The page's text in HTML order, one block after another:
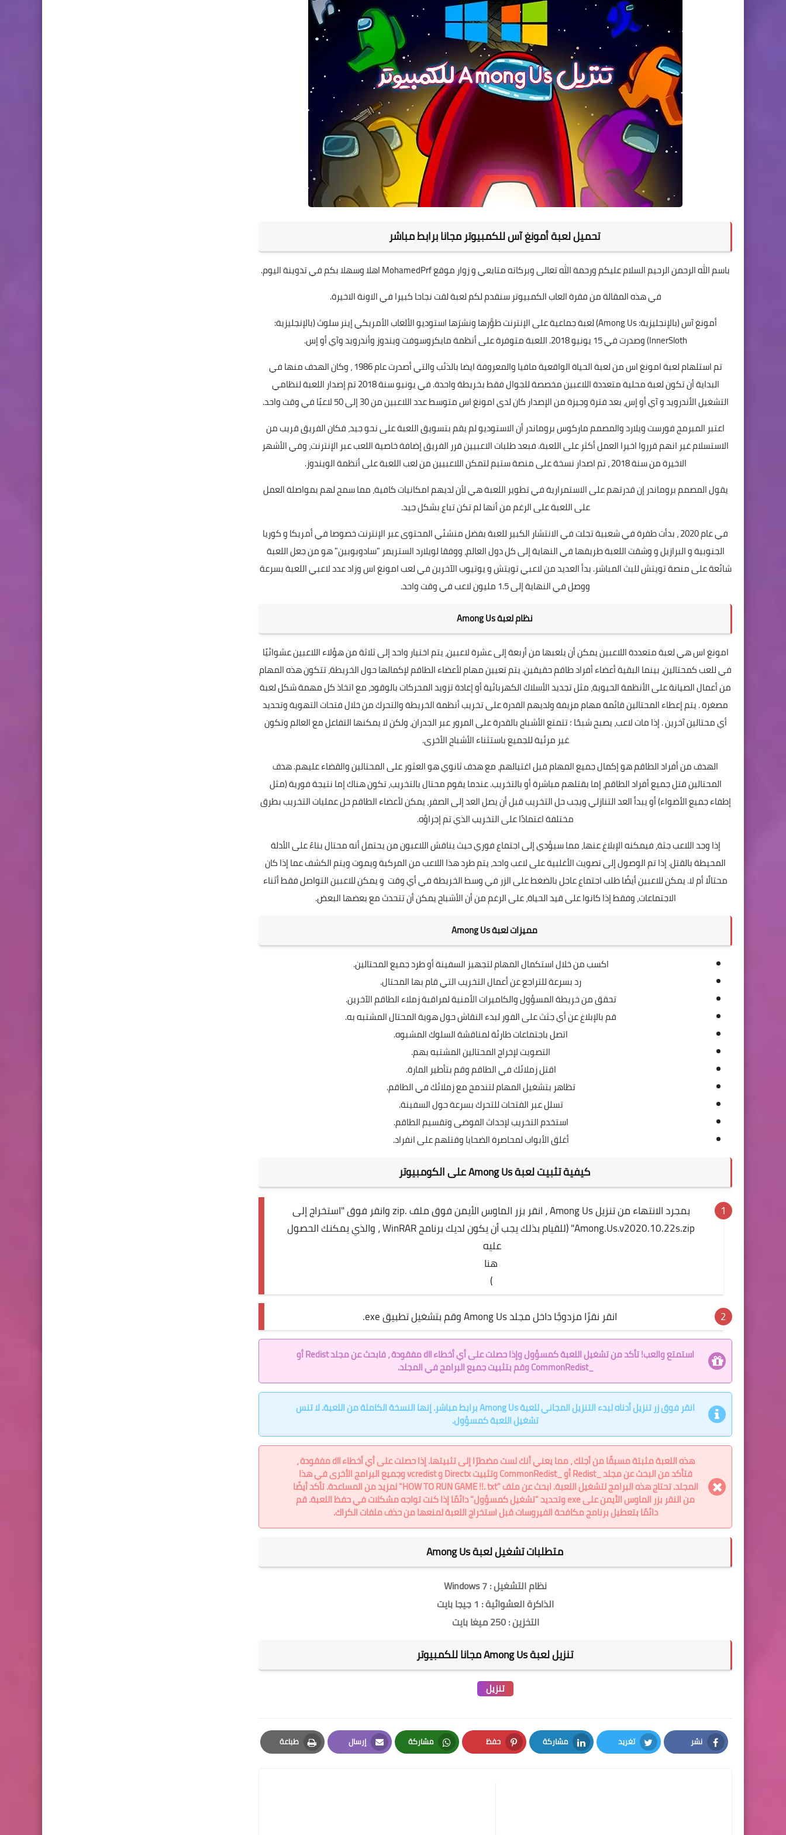
تحميل لعبة أمونغ آس للكمبيوتر مجانا برابط مباشر
باسم الله الرحمن الرحيم السلام عليكم ورحمة الله تعالى وبركاته متابعي و زوار موقعMohamedPrfاهلا وسهلا بكم في تدوينة اليوم.
في هذه المقالة من فقرةالعاب الكمبيوتر سنقدم لكم لعبة لقت نجاحا كبيرا في الاونة الاخيرة.
أمونغ آس (بالإنجليزية: Among Us) لعبة جماعية على الإنترنت طوَّرها ونشرَها استوديو الألعاب الأمريكي إينر سلوث (بالإنجليزية:
InnerSloth) وصدرت في 15 يونيو 2018. اللعبة متوفرة على أنظمة مايكروسوفت ويندوز و‌أندرويد و‌آي أو إس.
تم استلهام لعبة امونغ اس من لعبة الحياة الواقعية مافيا والمعروفة ايضا بالذئب والتي أصدرت عام 1986 ، وكان الهدف منها في
البداية أن تكون لعبة محلية متعددة اللاعبين مخصصة للجوال فقط بخريطة واحدة. في يونيو سنة 2018 تم إصدار اللعبة لنظامي
التشغيل الأندرويد و آي أو إس، بعد فترة وجيزة من الإصدار كان لدى امونغ اس متوسط عدد اللاعبين من 30 إلى 50 لاعبًا في وقت واحد.
اعتبر المبرمج فورست ويلارد والمصمم ماركوس بروماندر أن الاستوديو لم يقم بتسويق اللعبة على نحو جيد، فكان الفريق قريب من
الاستسلام غير انهم قرروا اخيرا العمل أكثر على اللعبة. فبعد طلبات الاعبيين قرر الفريق إضافة خاصية اللعب عبر الإنترنت، وفي الأشهر
الاخيرة من سنة 2018 ، تم اصدار نسخة على منصة ستيم لتمكن اللاعبيين من لعب اللعبة على أنظمة الويندوز.
يقول المصمم بروماندر إن قدرتهم على الاستمرارية في تطوير اللعبة هي لأن لديهم امكانيات كافية، مما سمح لهم بمواصلة العمل
على اللعبة على الرغم من أنها لم تكن تباع بشكل جيد.
في عام 2020 ، بدأت طفرة في شعبية تجلت في الانتشار الكبير للعبة بفضل منشئي المحتوى عبر الإنترنت خصوصا في أمريكا و كوريا
الجنوبية و البرازيل و وشقت اللعبة طريقها في النهاية إلى كل دول العالم، ووفقا لويلارد الستريمر "سادوبوبين" هو من جعل اللعبة
شائعة على منصة تويتش للبث المباشر. بدأ العديد من لاعبي تويتش و يوتيوب الآخرين في لعب امونغ اس وزاد عدد لاعبي اللعبة بسرعة
ووصل في النهاية إلى 1.5 مليون لاعب في وقت واحد.
نظام لعبة Among Us
امونغ اس هي لعبة متعددة اللاعبين يمكن أن يلعبها من أربعة إلى عشرة لاعبين، يتم اختيار واحد إلى ثلاثة من هؤلاء اللاعبين عشوائيًا
في للعب كمحتالين، بينما البقية أعضاء أفراد طاقم حقيقين. يتم تعيين مهام لأعضاء الطاقم لإكمالها حول الخريطة، تتكون هذه المهام
من أعمال الصيانة على الأنظمة الحيوية، مثل تجديد الأسلاك الكهربائية أو إعادة تزويد المحركات بالوقود، مع اتخاذ كل مهمة شكل لعبة
مصغرة . يتم إعطاء المحتالين قائمة مهام مزيفة ولديهم القدرة على تخريب أنظمة الخريطة والتحرك من خلال فتحات التهوية وتحديد
أي محتالين آخرين . إذا مات لاعب، يصبح شبحًا ؛ تتمتع الأشباح بالقدرة على المرور عبر الجدران، ولكن لا يمكنها التفاعل مع العالم وتكون
غير مرئية للجميع باستثناء الأشباح الأخرى.
الهدف من أفراد الطاقم هو إكمال جميع المهام قبل اغتيالهم، مع هدف ثانوي هو العثور على المحتالين والقضاء عليهم. هدف
المحتالين قتل جميع أفراد الطاقم، إما بقتلهم مباشرة أو بالتخريب. عندما يقوم محتال بالتخريب، تكون هناك إما نتيجة فورية (مثل
إطفاء جميع الأضواء) أو يبدأ العد التنازلي ويجب حل التخريب قبل أن يصل العد إلى الصفر، يمكن لأعضاء الطاقم حل عمليات التخريب بطرق
مختلفة اعتمادًا على التخريب الذي تم إجراؤه.
إذا وجد اللاعب جثة، فيمكنه الإبلاغ عنها، مما سيؤدي إلى اجتماع فوري حيث يناقش اللاعبون من يحتمل أنه محتال بناءً على الأدلة
المحيطة بالقتل. إذا تم الوصول إلى تصويت الأغلبية على لاعب واحد، يتم طرد هذا اللاعب من المركبة ويموت ويتم الكشف عما إذا كان
محتالًا أم لا. يمكن للاعبين أيضًا طلب اجتماع عاجل بالضغط على الزر في وسط الخريطة في أي وقت و يمكن للاعبين التواصل فقط أثناء
الاجتماعات، وفقط إذا كانوا على قيد الحياة، على الرغم من أن الأشباح يمكن أن تتحدث مع بعضها البعض.
مميزات لعبة Among Us
اكسب من خلال استكمال المهام لتجهيز السفينة أو طرد جميع المحتالين.
رد بسرعة للتراجع عن أعمال التخريب التي قام بها المحتال.
تحقق من خريطة المسؤول والكاميرات الأمنية لمراقبة زملاء الطاقم الآخرين.
قم بالإبلاغ عن أي جثث على الفور لبدء النقاش حول هوية المحتال المشتبه به.
اتصل باجتماعات طارئة لمناقشة السلوك المشبوه.
التصويت لإخراج المحتالين المشتبه بهم.
اقتل زملائك في الطاقم وقم بتأطير المارة.
تظاهر بتشغيل المهام لتندمج مع زملائك في الطاقم.
تسلل عبر الفتحات للتحرك بسرعة حول السفينة.
استخدم التخريب لإحداث الفوضى وتقسيم الطاقم.
أغلق الأبواب لمحاصرة الضحايا وقتلهم على انفراد.
كيفية تثبيت لعبة Among Us على الكومبيوتر
بمجرد الانتهاء من تنزيل Among Us ، انقر بزر الماوس الأيمن فوق ملف .zip وانقر فوق "استخراج إلى
Among.Us.v2020.10.22s.zip" (للقيام بذلك يجب أن يكون لديك برنامج WinRAR ، والذي يمكنك الحصول
عليه
هنا
)
انقر نقرًا مزدوجًا داخل مجلد Among Us وقم بتشغيل تطبيق exe.
استمتع والعب! تأكد من تشغيل اللعبة كمسؤول وإذا حصلت على أي أخطاء dll مفقودة ، فابحث عن مجلد Redist أو
_CommonRedist وقم بتثبيت جميع البرامج في المجلد.
انقر فوق زر تنزيل أدناه لبدء التنزيل المجاني للعبة Among Us برابط مباشر. إنها النسخة الكاملة من اللعبة. لا تنس
تشغيل اللعبة كمسؤول.
هذه اللعبة مثبتة مسبقًا من أجلك ، مما يعني أنك لست مضطرًا إلى تثبيتها. إذا حصلت على أي أخطاء dll مفقودة ،
فتأكد من البحث عن مجلد _Redist أو _CommonRedist وتثبيت Directx و vcredist وجميع البرامج الأخرى في هذا
المجلد. تحتاج هذه البرامج لتشغيل اللعبة. ابحث عن ملف "HOW TO RUN GAME !!. txt" لمزيد من المساعدة. تأكد أيضًا
من النقر بزر الماوس الأيمن على exe وتحديد "تشغيل كمسؤول" دائمًا إذا كنت تواجه مشكلات في حفظ اللعبة. قم
دائمًا بتعطيل برنامج مكافحة الفيروسات قبل استخراج اللعبة لمنعها من حذف ملفات الكراك.
متطلبات تشغيل لعبة Among Us
نظام التشغيل : Windows 7
الذاكرة العشوائية : 1 جيجا بايت
التخزين : 250 ميغا بايت
تنزيل لعبة Among Us مجانا للكمبيوتر
تنزيل
نشر
Facebook
تغريد
Twitter
مشاركة
LinkedIn
حفظ
Pinterest
مشاركة
Whatsapp
إرسال
Email
طباعة
Print